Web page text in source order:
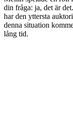
din fråga: ja, det är
har den yttersta
denna situation
lång tid.